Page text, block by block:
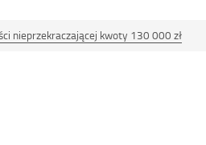
nieprzekraczającej kwoty 130 000 zł